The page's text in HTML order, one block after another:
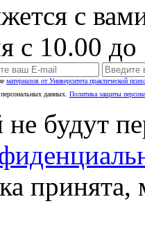
с
с 10.00
материалов от Университета практической
данных. Политика защиты
не будут